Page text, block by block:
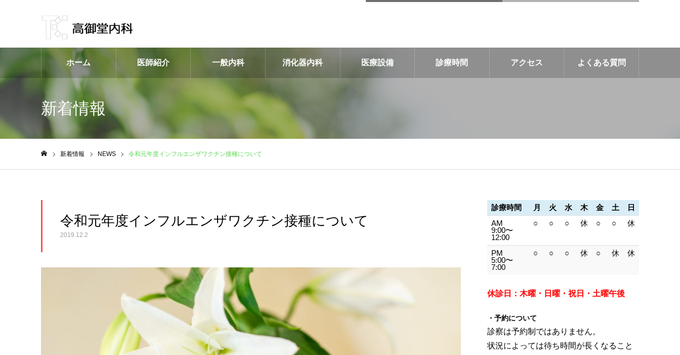
ホーム 医師紹介 一般内科 消化器内科 医療設備 診療時間 アクセス よくある質問
新着情報
新着情報 NEWS 令和元年度インフルエンザワクチン接種について
令和元年度インフルエンザワクチン接種について
2019.12.2
診療時間 月 火 水 木 金 土
日
AM
9:00〜
12:00
○ ○ ○ 休 ○ ○ 休
PM
5:00〜
7:00
○ ○ ○ 休 ○ 休 休
休診日：木曜・日曜・祝日・土曜午後
・予約について
診察は予約制ではありません。
状況によっては待ち時間が長くなること